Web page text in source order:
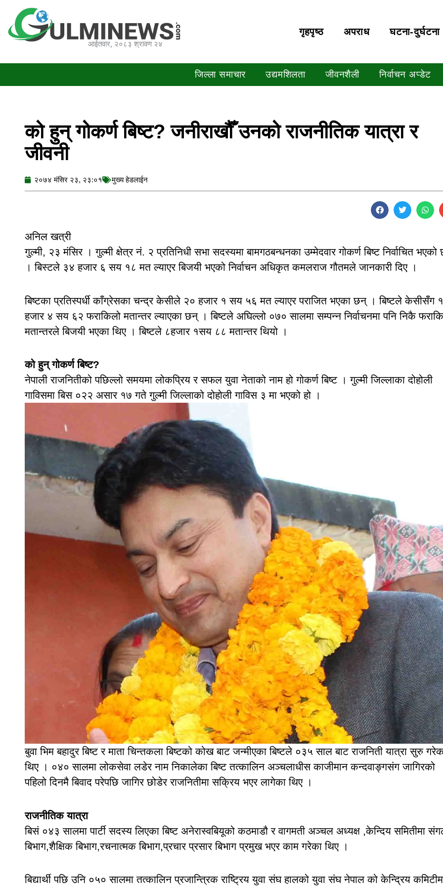
content
आईतवार, २०८३ श्रावण २४
गृहपृष्‍ठ अपराध घटना-दुर्घटना
जिल्ला समाचार उद्यमशिलता जीवनशैली निर्वाचन अप्डेट
को हुन् गोकर्ण बिष्ट? जनीराखौँ उनको राजनीतिक यात्रा र
जीवनी
२०७४ मंसिर २३, २३:०१ मुख्य हेडलाईन
अनिल खत्री
गुल्मी, २३ मंसिर । गुल्मी क्षेत्र नं. २ प्रतिनिधी सभा सदस्यमा बामगठबन्धनका उम्मेदवार गोकर्ण बिष्ट निर्वाचित भएको
। बिस्टले ३४ हजार ६ सय १८ मत ल्याएर बिजयी भएको निर्वाचन अधिकृत कमलराज गौतमले जानकारी दिए ।
बिष्टका प्रतिस्पर्धी काँग्रेसका चन्द्र केसीले २० हजार १ सय ५६ मत ल्याएर पराजित भएका छन् । बिष्टले केसीसँग
हजार ४ सय ६२ फराकिलो मतान्तर ल्याएका छन् । बिष्टले अघिल्लो ०७० सालमा सम्पन्न निर्वाचनमा पनि निकै
मतान्तरले बिजयी भएका थिए । बिष्टले ८हजार १सय ८८ मतान्तर थियो ।
को हुन् गोकर्ण बिष्ट?
नेपाली राजनितीको पछिल्लो समयमा लोकप्रिय र सफल युवा नेताको नाम हो गोकर्ण बिष्ट । गुल्मी जिल्लाका दोहोली
गाविसमा बिस ०२२ असार १७ गते गुल्मी जिल्लाको दोहोली गाविस ३ मा भएको हो ।
बुवा भिम बहादुर बिष्ट र माता चिन्तकला बिष्टको कोख बाट जन्मीएका बिष्टले ०३५ साल बाट राजनिती यात्रा सुरु
थिए । ०४० सालमा लोकसेवा लडेर नाम निकालेका बिष्ट तत्कालिन अञ्चलाधीस काजीमान कन्दवाङ्गसंग जागिरको
पहिलो दिनमै बिवाद परेपछि जागिर छोडेर राजनितीमा सक्रिय भएर लागेका थिए ।
राजनीतिक यात्रा
बिसं ०४३ सालमा पार्टी सदस्य लिएका बिष्ट अनेरास्वबियूको कठमाडौ र वागमती अञ्चल अध्यक्ष ,केन्दिय समितीमा
बिभाग,शैक्षिक बिभाग,रचनात्मक बिभाग,प्रचार प्रसार बिभाग प्रमुख भएर काम गरेका थिए ।
बिद्यार्थी पछि उनि ०५० सालमा तत्कालिन प्रजान्त्रिक राष्ट्रिय युवा संघ हालको युवा संघ नेपाल को केन्द्रिय